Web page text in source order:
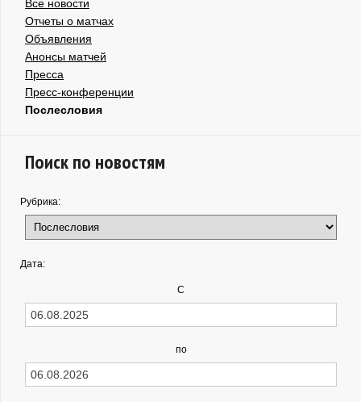
Все новости
Отчеты о матчах
Объявления
Анонсы матчей
Пресса
Пресс-конференции
Послесловия
Поиск по новостям
Рубрика:
Дата:
С
по